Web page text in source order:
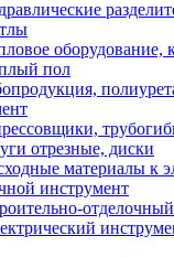
пол
отрезные, диски
материалы к
инструмент